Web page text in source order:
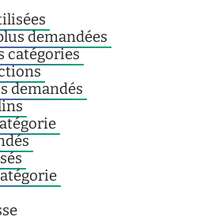
demandées
catégories
demandés